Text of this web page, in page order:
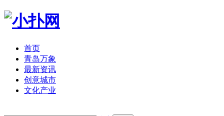
首页
青岛万象
最新资讯
创意城市
文化产业